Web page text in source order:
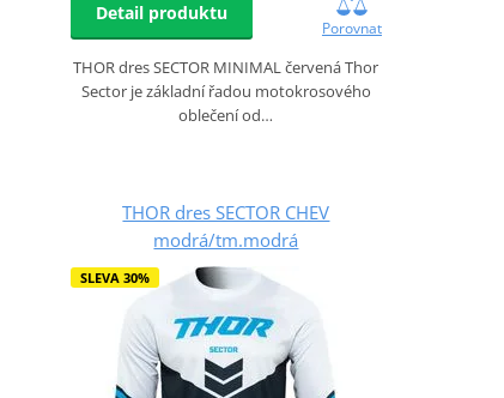
Detail produktu
Porovnat
THOR dres SECTOR MINIMAL červená Thor
Sector je základní řadou motokrosového
oblečení od…
THOR dres SECTOR CHEV
modrá/tm.modrá
SLEVA 30%